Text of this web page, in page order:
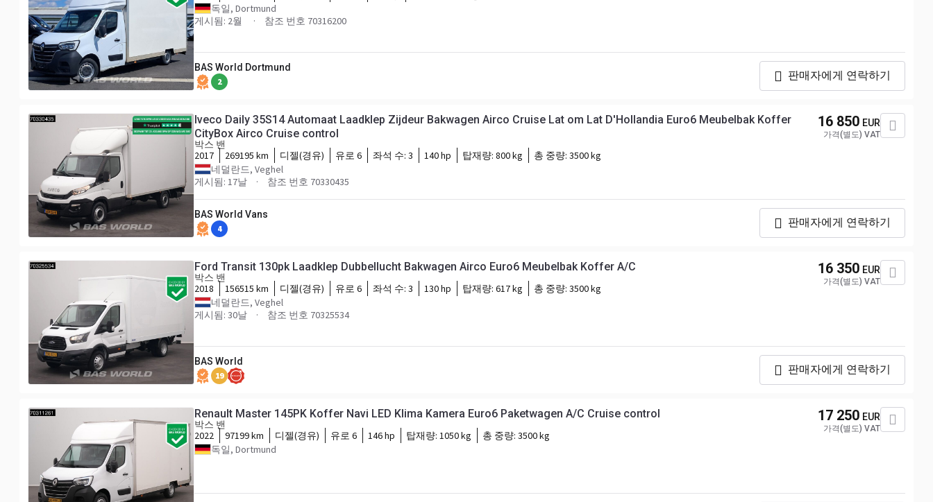
독일, Dortmund
게시됨: 2월
참조 번호 70316200
BAS World Dortmund
2 판매자에게 연락하기
Iveco Daily 35S14 Automaat Laadklep Zijdeur Bakwagen Airco Cruise Lat om Lat D'Hollandia Euro6 Meubelbak Koffer
CityBox Airco Cruise control
박스 밴
2017
269195 km 디젤(경유) 유로 6 좌석 수: 3 140 hp 탑재량: 800 kg 총 중량: 3500 kg
네덜란드, Veghel
게시됨: 17날
참조 번호 70330435
16 850 EUR
가격(별도) VAT
BAS World Vans
4 판매자에게 연락하기
Ford Transit 130pk Laadklep Dubbellucht Bakwagen Airco Euro6 Meubelbak Koffer A/C
박스 밴
2018
156515 km 디젤(경유) 유로 6 좌석 수: 3 130 hp 탑재량: 617 kg 총 중량: 3500 kg
네덜란드, Veghel
게시됨: 30날
참조 번호 70325534
16 350 EUR
가격(별도) VAT
BAS World
19 판매자에게 연락하기
Renault Master 145PK Koffer Navi LED Klima Kamera Euro6 Paketwagen A/C Cruise control
박스 밴
2022
97199 km 디젤(경유) 유로 6 146 hp 탑재량: 1050 kg 총 중량: 3500 kg
독일, Dortmund
17 250 EUR
가격(별도) VAT